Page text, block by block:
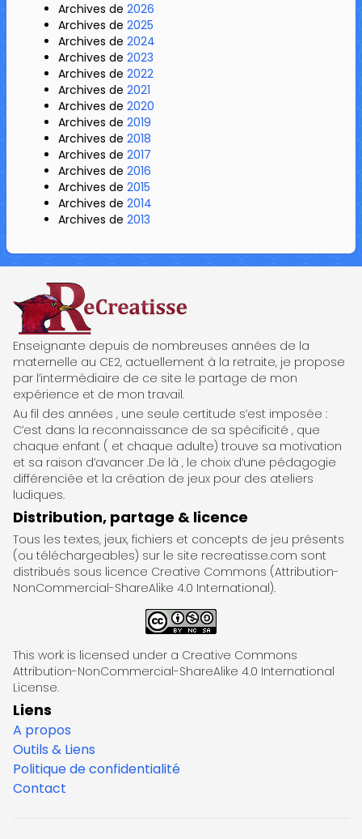
Archives de 2026
Archives de 2025
Archives de 2024
Archives de 2023
Archives de 2022
Archives de 2021
Archives de 2020
Archives de 2019
Archives de 2018
Archives de 2017
Archives de 2016
Archives de 2015
Archives de 2014
Archives de 2013
ReCreatisse
Enseignante depuis de nombreuses années de la
maternelle au CE2, actuellement à la retraite, je propose
par l’intermédiaire de ce site le partage de mon
expérience et de mon travail.
Au fil des années , une seule certitude s’est imposée :
C’est dans la reconnaissance de sa spécificité , que
chaque enfant ( et chaque adulte) trouve sa motivation
et sa raison d’avancer .De là , le choix d’une pédagogie
différenciée et la création de jeux pour des ateliers
ludiques.
Distribution, partage & licence
Tous les textes, jeux, fichiers et concepts de jeu présents
(ou téléchargeables) sur le site recreatisse.com sont
distribués sous licence Creative Commons (Attribution-
NonCommercial-ShareAlike 4.0 International).
This work is licensed under a Creative Commons
Attribution-NonCommercial-ShareAlike 4.0 International
License.
Liens
A propos
Outils & Liens
Politique de confidentialité
Contact